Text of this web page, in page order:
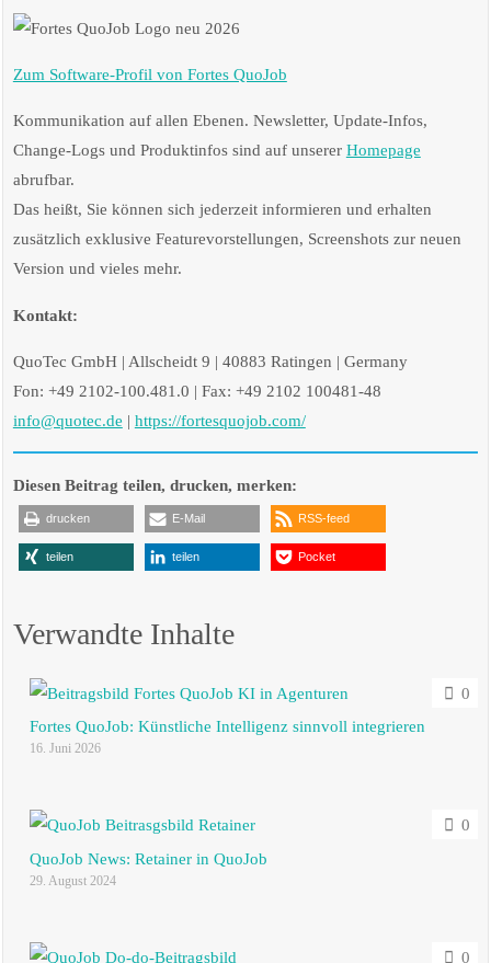
Zum Software-Profil von Fortes QuoJob
Kommunikation auf allen Ebenen. Newsletter, Update-Infos,
Change-Logs und Produktinfos sind auf unserer Homepage
abrufbar.
Das heißt, Sie können sich jederzeit informieren und erhalten
zusätzlich exklusive Featurevorstellungen, Screenshots zur neuen
Version und vieles mehr.
Kontakt:
QuoTec GmbH | Allscheidt 9 | 40883 Ratingen | Germany
Fon: +49 2102-100.481.0 | Fax: +49 2102 100481-48
info@quotec.de | https://fortesquojob.com/
Diesen Beitrag teilen, drucken, merken:
drucken E-Mail RSS-feed
teilen teilen Pocket
Verwandte Inhalte
0
Fortes QuoJob: Künstliche Intelligenz sinnvoll integrieren
16. Juni 2026
0
QuoJob News: Retainer in QuoJob
29. August 2024
0